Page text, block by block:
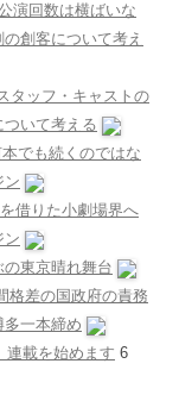
演回数は横ばいな
の創客について考え
タッフ・キャストの
いて考える
でも続くのではな
ン
借りた小劇場界へ
ン
の東京晴れ舞台
格差の国政府の責務
多一本締め
連載を始めます 6